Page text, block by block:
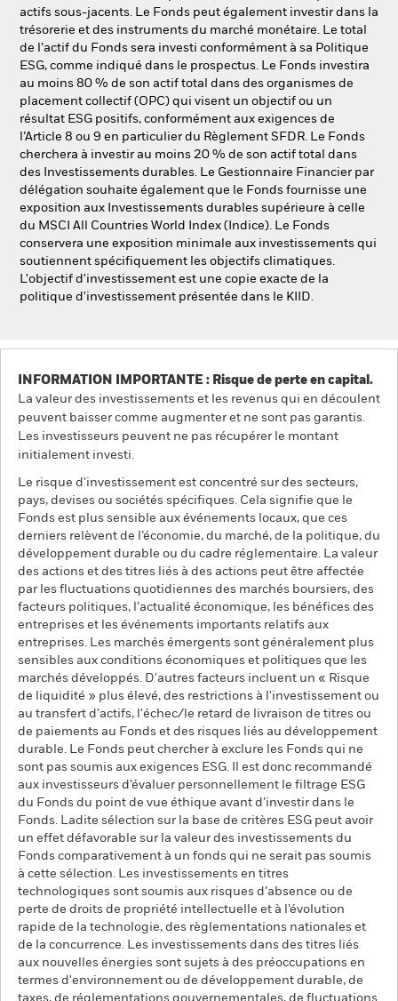
actifs sous-jacents. Le Fonds peut également investir dans la
trésorerie et des instruments du marché monétaire. Le total
de l’actif du Fonds sera investi conformément à sa Politique
ESG, comme indiqué dans le prospectus. Le Fonds investira
au moins 80 % de son actif total dans des organismes de
placement collectif (OPC) qui visent un objectif ou un
résultat ESG positifs, conformément aux exigences de
l’Article 8 ou 9 en particulier du Règlement SFDR. Le Fonds
cherchera à investir au moins 20 % de son actif total dans
des Investissements durables. Le Gestionnaire Financier par
délégation souhaite également que le Fonds fournisse une
exposition aux Investissements durables supérieure à celle
du MSCI All Countries World Index (Indice). Le Fonds
conservera une exposition minimale aux investissements qui
soutiennent spécifiquement les objectifs climatiques.
L'objectif d'investissement est une copie exacte de la
politique d'investissement présentée dans le KIID.
INFORMATION IMPORTANTE : Risque de perte en capital.
La valeur des investissements et les revenus qui en découlent
peuvent baisser comme augmenter et ne sont pas garantis.
Les investisseurs peuvent ne pas récupérer le montant
initialement investi.
Le risque d'investissement est concentré sur des secteurs,
pays, devises ou sociétés spécifiques. Cela signifie que le
Fonds est plus sensible aux événements locaux, que ces
derniers relèvent de l’économie, du marché, de la politique, du
développement durable ou du cadre réglementaire. La valeur
des actions et des titres liés à des actions peut être affectée
par les fluctuations quotidiennes des marchés boursiers, des
facteurs politiques, l’actualité économique, les bénéfices des
entreprises et les événements importants relatifs aux
entreprises. Les marchés émergents sont généralement plus
sensibles aux conditions économiques et politiques que les
marchés développés. D'autres facteurs incluent un « Risque
de liquidité » plus élevé, des restrictions à l'investissement ou
au transfert d'actifs, l'échec/le retard de livraison de titres ou
de paiements au Fonds et des risques liés au développement
durable. Le Fonds peut chercher à exclure les Fonds qui ne
sont pas soumis aux exigences ESG. Il est donc recommandé
aux investisseurs d’évaluer personnellement le filtrage ESG
du Fonds du point de vue éthique avant d’investir dans le
Fonds. Ladite sélection sur la base de critères ESG peut avoir
un effet défavorable sur la valeur des investissements du
Fonds comparativement à un fonds qui ne serait pas soumis
à cette sélection. Les investissements en titres
technologiques sont soumis aux risques d’absence ou de
perte de droits de propriété intellectuelle et à l’évolution
rapide de la technologie, des règlementations nationales et
de la concurrence. Les investissements dans des titres liés
aux nouvelles énergies sont sujets à des préoccupations en
termes d'environnement ou de développement durable, de
taxes, de réglementations gouvernementales, de fluctuations